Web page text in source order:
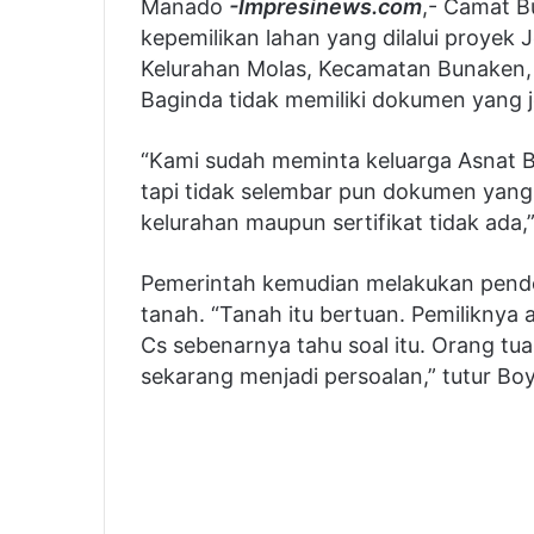
Manado -Impresinews.com,- Camat
kepemilikan lahan yang dilalui proyek
Kelurahan Molas, Kecamatan
Baginda tidak memiliki dokumen yang
“Kami sudah meminta keluarga Asnat
tapi tidak selembar pun dokumen
kelurahan maupun sertifikat tidak
Pemerintah kemudian melakukan
tanah. “Tanah itu bertuan. Pemiliknya
Cs sebenarnya tahu soal itu. Orang
sekarang menjadi persoalan,” tutur